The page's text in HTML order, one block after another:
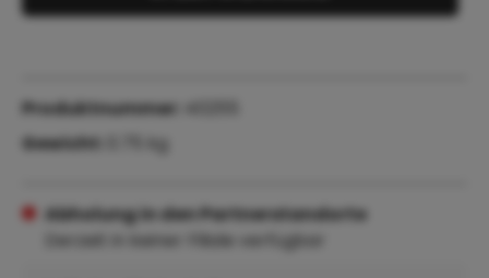
Abholung in den Partnerstandorte
Derzeit in keiner Filiale verfügbar
Produktnummer:
Gewicht:
0.75 kg